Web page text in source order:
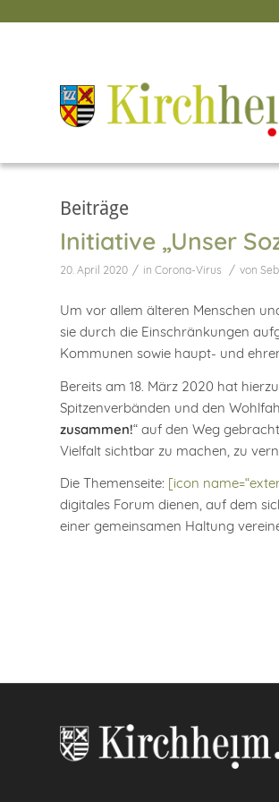
Beiträge
Initiative „Unser
20. April 2020 / in Corona-Virus / von
Um vor allem älteren Menschen
sie durch die Einschränkungen
Kommunen sowie haupt- und
Bereits am 18. März 2020 hat hierzu
Spitzenverbänden und den
zusammen!“ auf den Weg
Vielfalt sichtbar zu machen, zu
Die Themenseite: [icon
digitales Forum dienen, auf dem
einer gemeinsamen Haltung